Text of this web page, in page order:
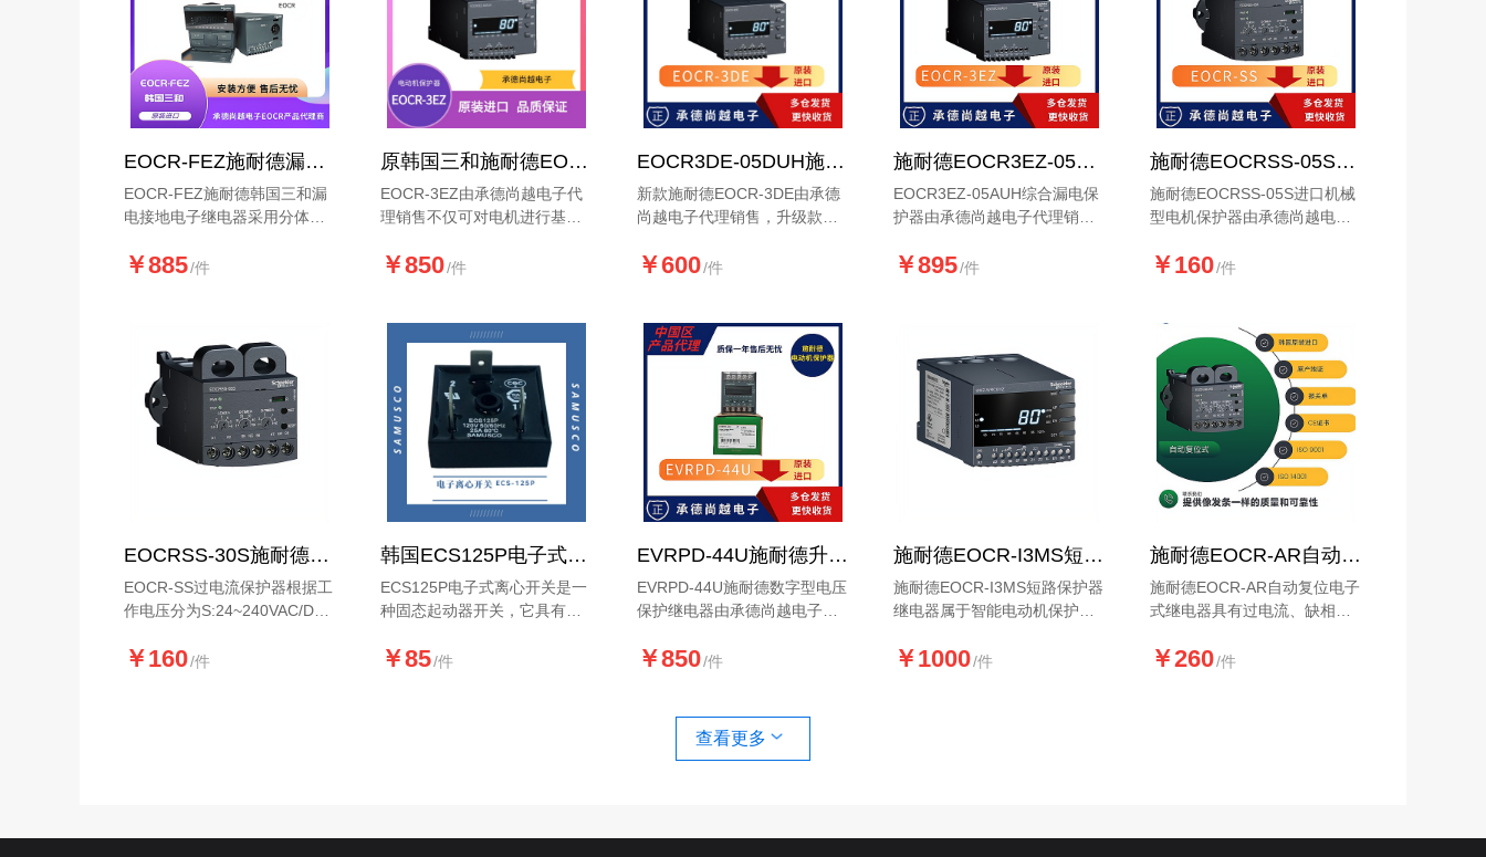
EOCR-FEZ施耐德漏电分体式电子继电器
EOCR-FEZ施耐德韩国三和漏
电接地电子继电器采用分体式
堵转、反转、电流不平衡和漏
￥885/件
原韩国三和施耐德EOCR新款3EZ-05CUH漏电保护器产品介绍
EOCR-3EZ由承德尚越电子代
理销售不仅可对电机进行基本
线路的绝缘性及漏电状况.详细
￥850/件
EOCR3DE-05DUH施耐德新升级款综合电机保护器
新款施耐德EOCR-3DE由承德
尚越电子代理销售，升级款产
型5-80A详情咨询
￥600/件
施耐德EOCR3EZ-05AUH综合漏电马达保护器产品介绍
EOCR3EZ-05AUH综合漏电保
护器由承德尚越电子代理销
级版本，不仅适用单相电机还
￥895/件
施耐德EOCRSS-05S进口机械型电机保护器产品说明
施耐德EOCRSS-05S进口机械
型电机保护器由承德尚越电子
￥160/件
EOCRSS-30S施耐德全新升级经济型过电流马达保护器
EOCR-SS过电流保护器根据工
作电压分为S:24~240VAC/DC
￥160/件
韩国ECS125P电子式离心开关
ECS125P电子式离心开关是一
种固态起动器开关，它具有机
电子电路而非机械力来控制单
￥85/件
EVRPD-44U施耐德升级款数字型电压保护继电器产品说明
EVRPD-44U施耐德数字型电压
保护继电器由承德尚越电子代
13162378568.
￥850/件
施耐德EOCR-I3MS短路保护器继电器
施耐德EOCR-I3MS短路保护器
继电器属于智能电动机保护
相，逆相，短路，不平衡，启
￥1000/件
施耐德EOCR-AR自动复位电子式继电器
施耐德EOCR-AR自动复位电子
式继电器具有过电流、缺相和
轨安装和固定式安装。
￥260/件
查看更多